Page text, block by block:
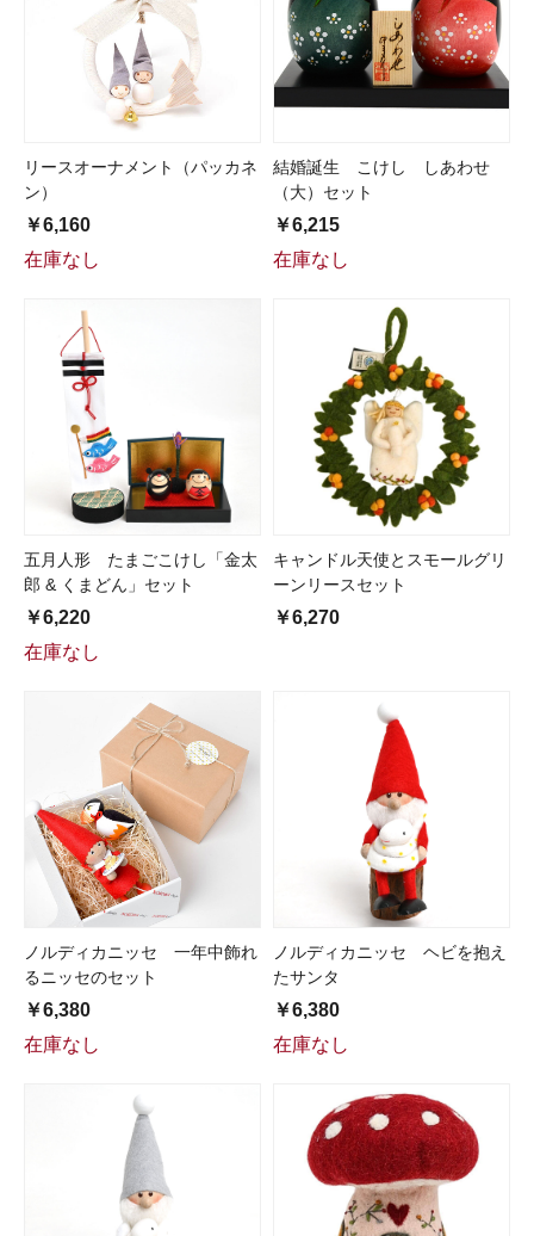
リースオーナメント（パッカネ
ン）
￥6,160
在庫なし
結婚誕生 こけし しあわせ
（大）セット
￥6,215
在庫なし
五月人形 たまごこけし「金太
郎 & くまどん」セット
￥6,220
在庫なし
キャンドル天使とスモールグリ
ーンリースセット
￥6,270
ノルディカニッセ 一年中飾れ
るニッセのセット
￥6,380
在庫なし
ノルディカニッセ ヘビを抱え
たサンタ
￥6,380
在庫なし